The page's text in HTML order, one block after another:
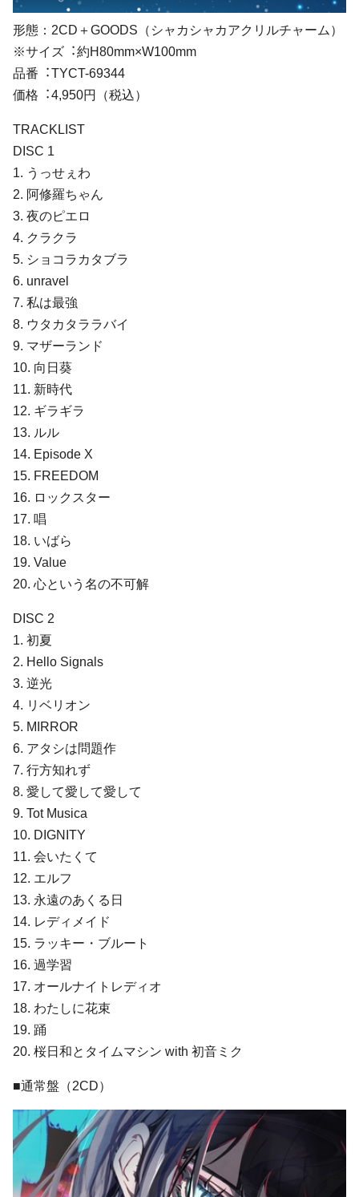
形態：2CD＋GOODS（シャカシャカアクリルチャーム）
※サイズ︓約H80mm×W100mm
品番︓TYCT-69344
価格︓4,950円（税込）
TRACKLIST
DISC 1
1. うっせぇわ
2. 阿修羅ちゃん
3. 夜のピエロ
4. クラクラ
5. ショコラカタブラ
6. unravel
7. 私は最強
8. ウタカタララバイ
9. マザーランド
10. 向⽇葵
11. 新時代
12. ギラギラ
13. ルル
14. Episode X
15. FREEDOM
16. ロックスター
17. 唱
18. いばら
19. Value
20. ⼼という名の不可解
DISC 2
1. 初夏
2. Hello Signals
3. 逆光
4. リベリオン
5. MIRROR
6. アタシは問題作
7. ⾏⽅知れず
8. 愛して愛して愛して
9. Tot Musica
10. DIGNITY
11. 会いたくて
12. エルフ
13. 永遠のあくる⽇
14. レディメイド
15. ラッキー・ブルート
16. 過学習
17. オールナイトレディオ
18. わたしに花束
19. 踊
20. 桜⽇和とタイムマシン with 初⾳ミク
■通常盤（2CD）